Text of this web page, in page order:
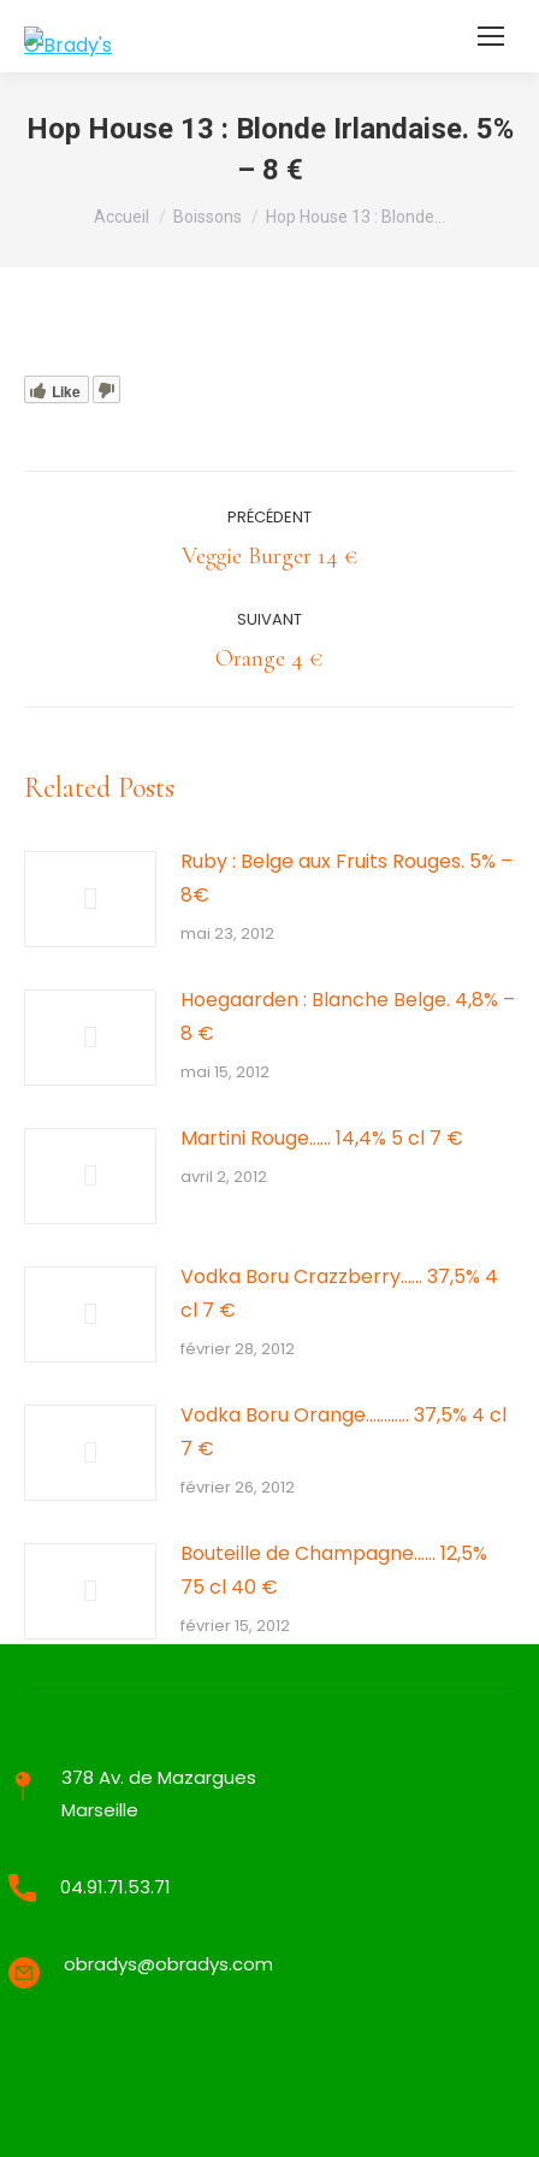
Hop House 13 : Blonde Irlandaise. 5%
– 8 €
Vous êtes ici :
Accueil Boissons Hop House 13 : Blonde…
Like
PRÉCÉDENT
Article
:
Veggie Burger 14 €
SUIVANT
Article
Orange 4 €
Related Posts
Ruby : Belge aux Fruits Rouges. 5% –
8€
mai 23, 2012
Hoegaarden : Blanche Belge. 4,8% –
8 €
mai 15, 2012
Martini Rouge…… 14,4% 5 cl 7 €
avril 2, 2012
Vodka Boru Crazzberry…… 37,5% 4
cl 7 €
février 28, 2012
Vodka Boru Orange………… 37,5% 4 cl
7 €
février 26, 2012
Bouteille de Champagne…… 12,5%
75 cl 40 €
février 15, 2012
378 Av. de Mazargues
Marseille
04.91.71.53.71
obradys@obradys.com